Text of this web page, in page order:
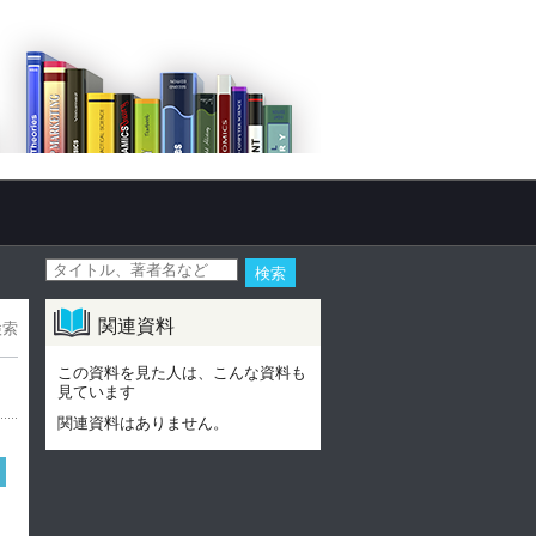
関連資料
この資料を見た人は、こんな資料も
見ています
関連資料はありません。